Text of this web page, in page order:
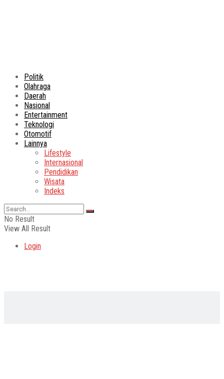
Politik
Olahraga
Daerah
Nasional
Entertainment
Teknologi
Otomotif
Lainnya
Lifestyle
Internasional
Pendidikan
Wisata
Indeks
No Result
View All Result
Login